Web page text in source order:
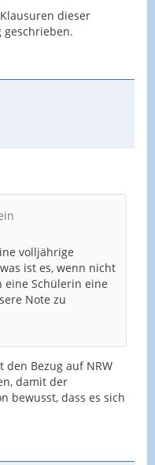
dieser
geschrieben.
volljährige
ist es, wenn nicht
eine Schülerin eine
Note zu
den Bezug auf NRW
damit der
bewusst, dass es sich